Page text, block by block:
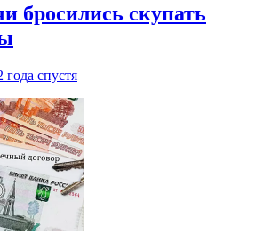
бросились скупать
года спустя